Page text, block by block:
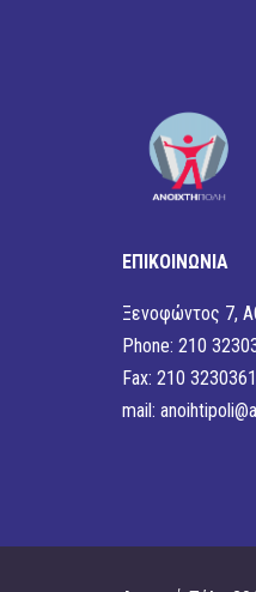
ΕΠΙΚΟΙΝΩΝΙΑ
Ξενοφώντος 7,
Phone: 210
Fax: 210 3230361
mail: